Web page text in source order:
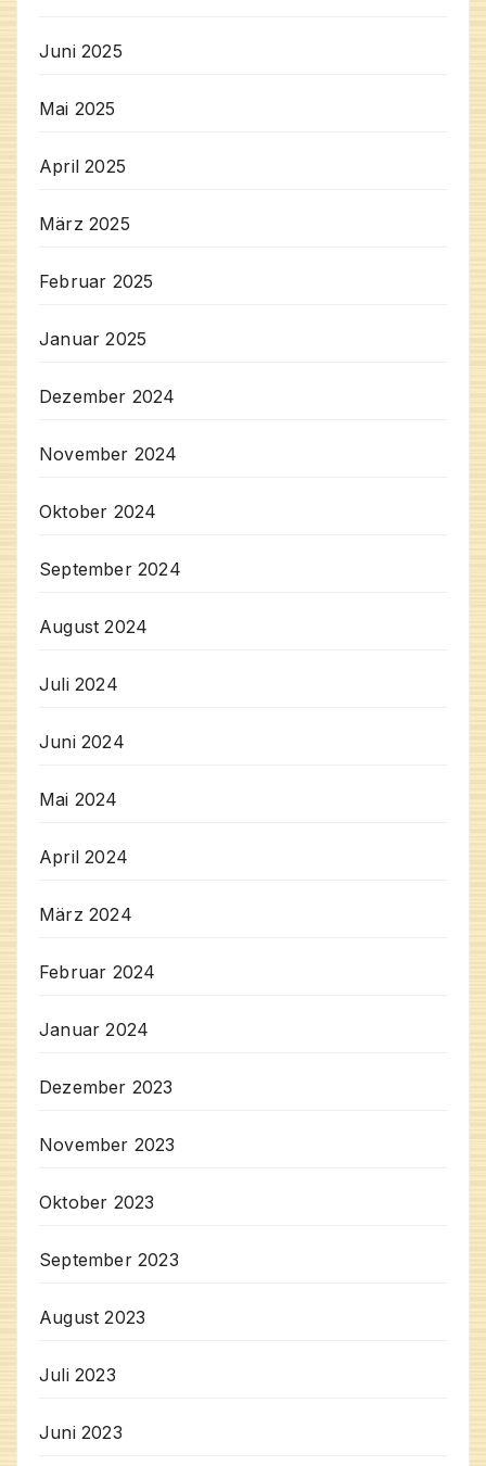
Juni 2025
Mai 2025
April 2025
März 2025
Februar 2025
Januar 2025
Dezember 2024
November 2024
Oktober 2024
September 2024
August 2024
Juli 2024
Juni 2024
Mai 2024
April 2024
März 2024
Februar 2024
Januar 2024
Dezember 2023
November 2023
Oktober 2023
September 2023
August 2023
Juli 2023
Juni 2023